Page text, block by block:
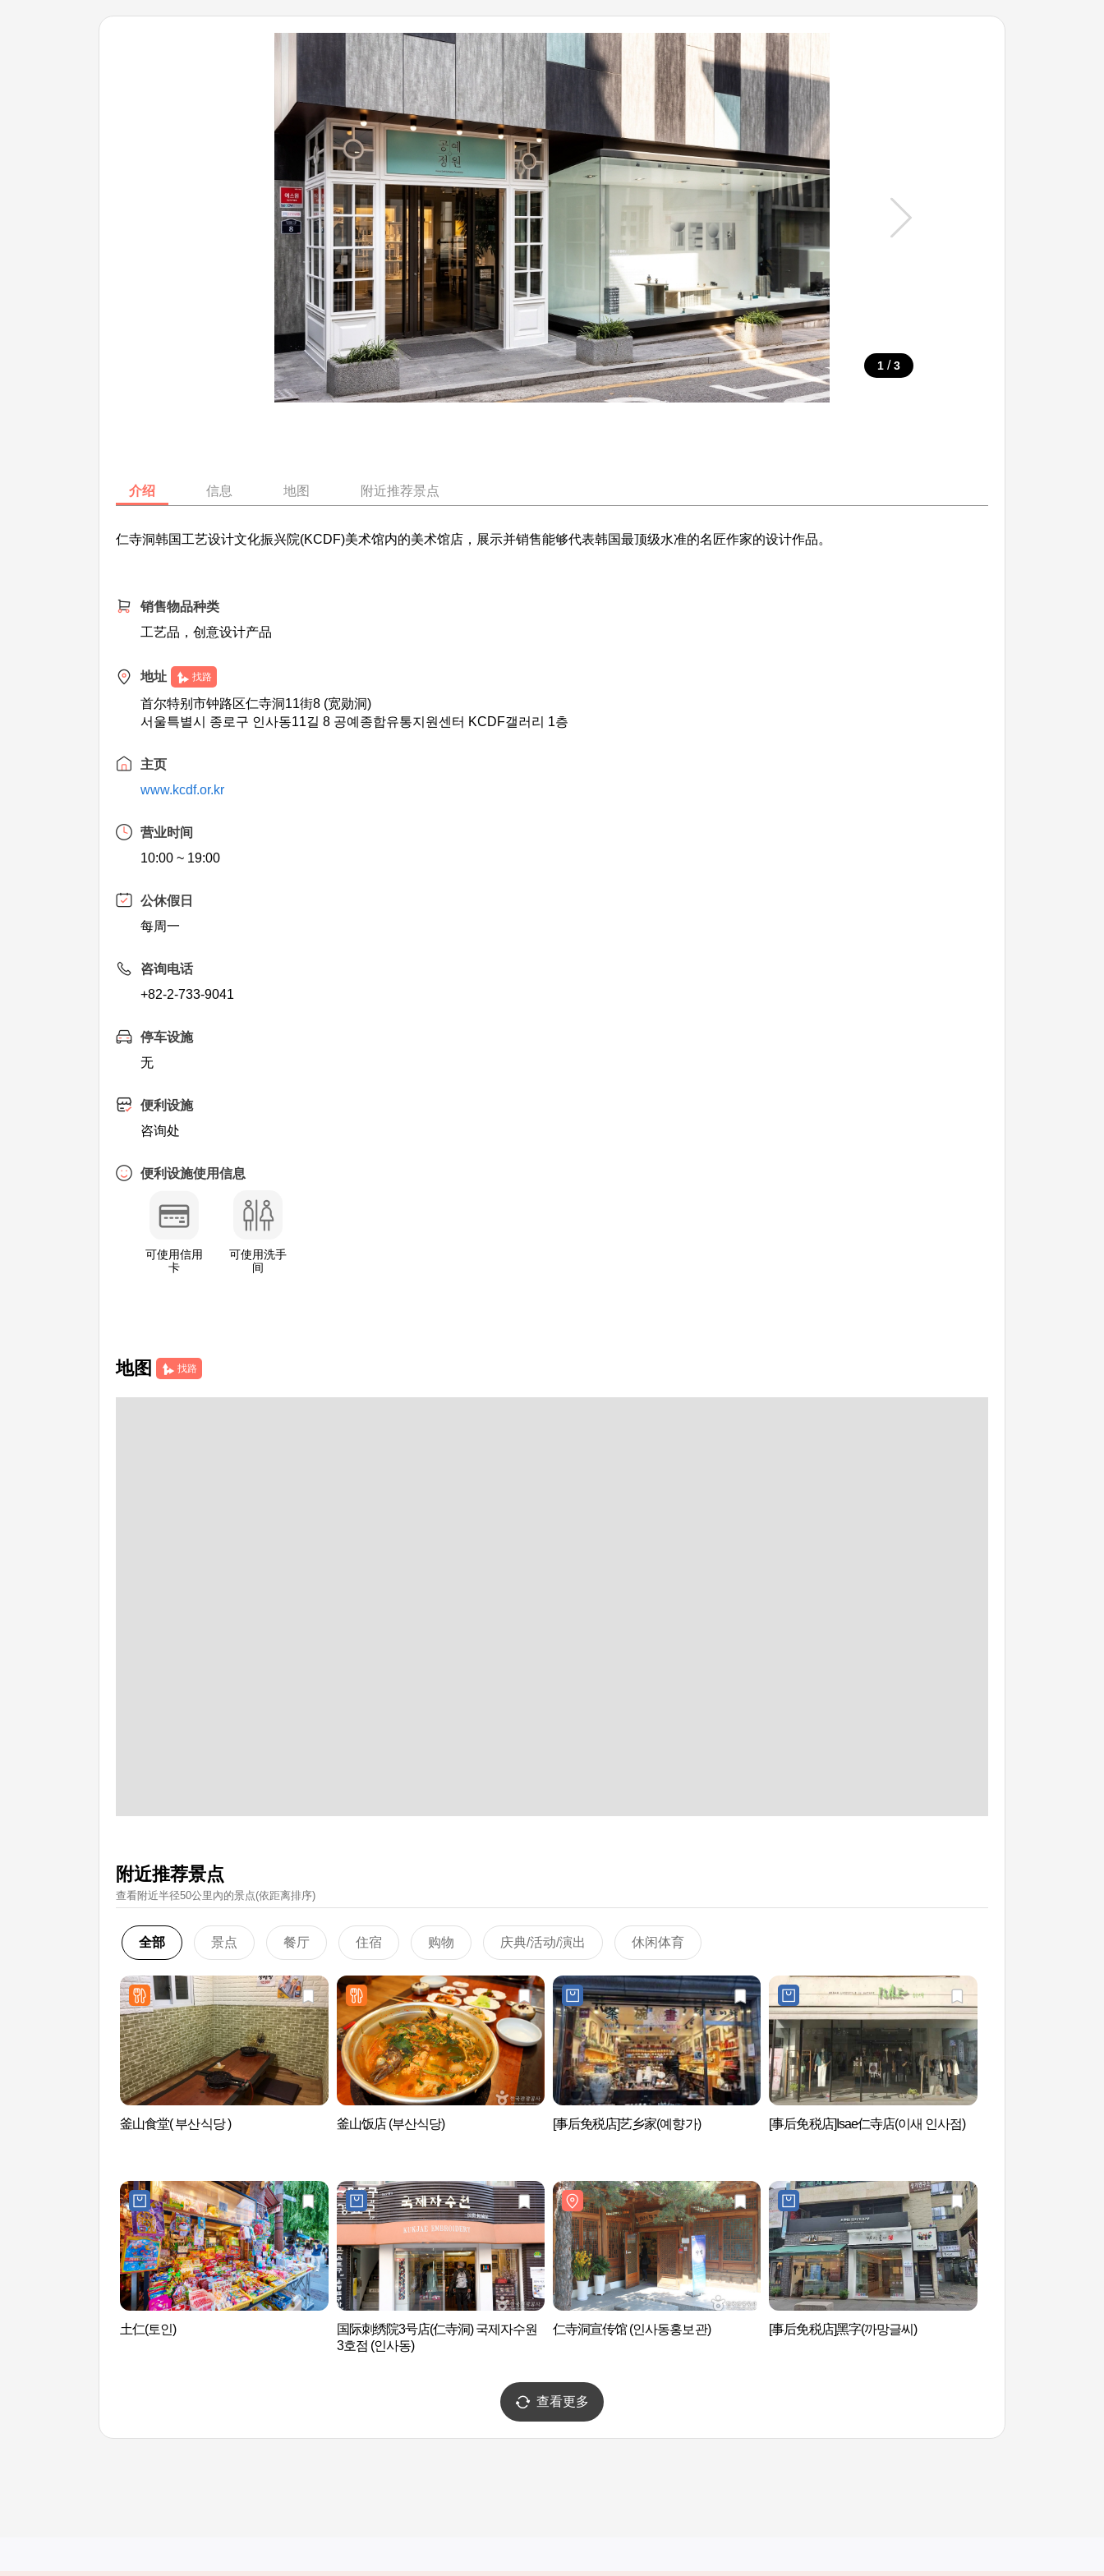
1 / 3
介绍 信息 地图 附近推荐景点
仁寺洞韩国工艺设计文化振兴院(KCDF)美术馆内的美术馆店，展示并销售能够代表韩国最顶级水准的名匠作家的设计作品。
销售物品种类
工艺品，创意设计产品
地址 找路
首尔特别市钟路区仁寺洞11街8 (宽勋洞)
서울특별시 종로구 인사동11길 8 공예종합유통지원센터 KCDF갤러리 1층
主页
www.kcdf.or.kr
营业时间
10:00 ~ 19:00
公休假日
每周一
咨询电话
+82-2-733-9041
停车设施
无
便利设施
咨询处
便利设施使用信息
可使用信用
卡
可使用洗手
间
地图 找路
附近推荐景点
查看附近半径50公里內的景点(依距离排序)
全部 景点 餐厅 住宿 购物 庆典/活动/演出 休闲体育
釜山食堂( 부산식당 ) 釜山饭店 (부산식당) [事后免税店]艺乡家(예향가) [事后免税店]Isae仁寺店(이새 인사점)
土仁(토인)
国际刺绣院3号店(仁寺洞) 국제자수원
3호점 (인사동)
仁寺洞宣传馆 (인사동홍보관) [事后免税店]黑字(까망글씨)
查看更多